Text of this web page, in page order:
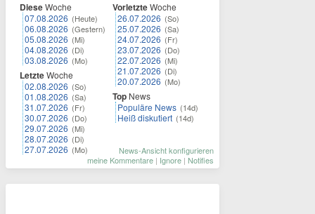
DieseWoche
07.08.2026 (Heute)
06.08.2026 (Gestern)
05.08.2026 (Mi)
04.08.2026 (Di)
03.08.2026 (Mo)
LetzteWoche
02.08.2026 (So)
01.08.2026 (Sa)
31.07.2026 (Fr)
30.07.2026 (Do)
29.07.2026 (Mi)
28.07.2026 (Di)
27.07.2026 (Mo)
VorletzteWoche
26.07.2026 (So)
25.07.2026 (Sa)
24.07.2026 (Fr)
23.07.2026 (Do)
22.07.2026 (Mi)
21.07.2026 (Di)
20.07.2026 (Mo)
Top News
Populäre News (14d)
Heiß diskutiert (14d)
News-Ansicht konfigurieren
meine Kommentare | Ignore | Notifies